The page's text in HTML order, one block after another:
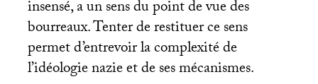
insensé, a un sens du point de vue des
bourreaux. Tenter de restituer ce sens
permet d’entrevoir la complexité de
l’idéologie nazie et de ses mécanismes.